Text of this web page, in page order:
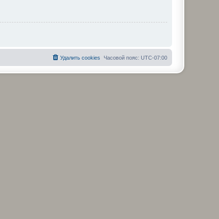
Часовой пояс: UTC-07:00
Удалить cookies